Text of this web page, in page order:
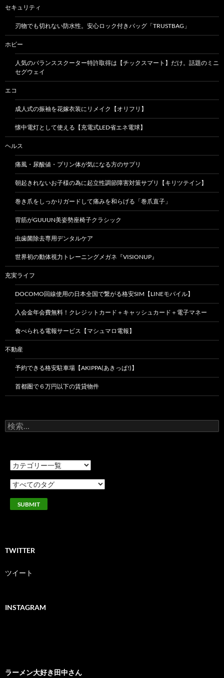
セキュリティ
刃物でも切れない防水性。安心ロック付きバッグ「TRUSTBAG」
ホビー
人気のバランススクーター特許取得は【チックスマート】だけ。話題のミニ
セグウェイ
エコ
成人式の振袖を花嫁衣装にリメイク【オリフリ】
懐中電灯として使える【充電式LED省エネ電球】
ヘルス
痛風・尿酸値・プリン体が気になる方のサプリ
朝起きれないお子様の為に起立性調節障害対策サプリ【キリツテイン】
巻き爪をしっかりガードして痛みを和らげる「巻爪直子」
背筋がGUUUN美姿勢座椅子クラシック
虫歯菌除去専用デンタルケア
世界初の動体視力トレーニングメガネ『VISIONUP』
充実ライフ
DOCOMO回線使用の日本全国で繋がる格安SIM【LINEモバイル】
入会金年会費無料！クレジットカード＋キャッシュカード＋電子マネー
食べられる電報サービス【マシュマロ電報】
不動産
予約できる格安駐車場【AKIPPA(あきっぱ!)】
首都圏で６万円以下の賃貸物件
検
索:
TWITTER
ツイート
INSTAGRAM
ラーメン大好き田中さん